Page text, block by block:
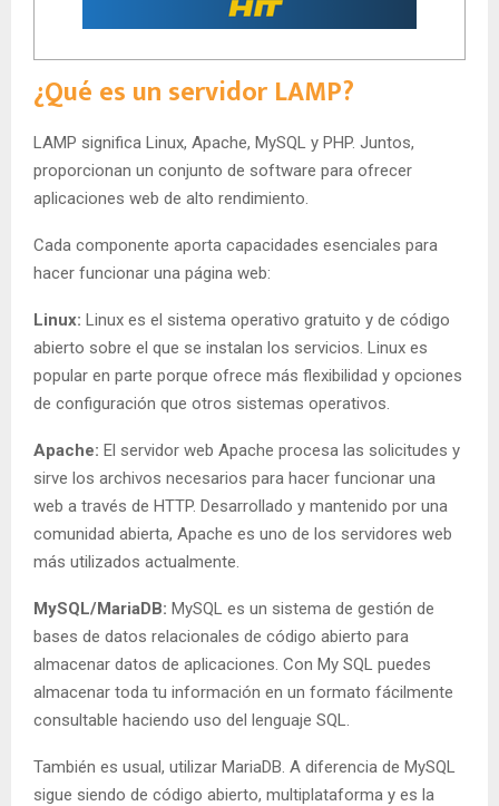
¿Qué es un servidor LAMP?
LAMP significa Linux, Apache, MySQL y PHP. Juntos,
proporcionan un conjunto de software para ofrecer
aplicaciones web de alto rendimiento.
Cada componente aporta capacidades esenciales para
hacer funcionar una página web:
Linux: Linux es el sistema operativo gratuito y de código
abierto sobre el que se instalan los servicios. Linux es
popular en parte porque ofrece más flexibilidad y opciones
de configuración que otros sistemas operativos.
Apache: El servidor web Apache procesa las solicitudes y
sirve los archivos necesarios para hacer funcionar una
web a través de HTTP. Desarrollado y mantenido por una
comunidad abierta, Apache es uno de los servidores web
más utilizados actualmente.
MySQL/MariaDB: MySQL es un sistema de gestión de
bases de datos relacionales de código abierto para
almacenar datos de aplicaciones. Con My SQL puedes
almacenar toda tu información en un formato fácilmente
consultable haciendo uso del lenguaje SQL.
También es usual, utilizar MariaDB. A diferencia de MySQL
sigue siendo de código abierto, multiplataforma y es la